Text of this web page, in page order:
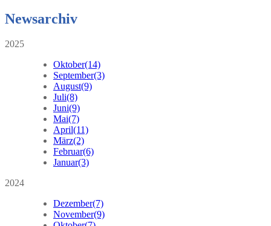
Newsarchiv
2025
Oktober(14)
September(3)
August(9)
Juli(8)
Juni(9)
Mai(7)
April(11)
März(2)
Februar(6)
Januar(3)
2024
Dezember(7)
November(9)